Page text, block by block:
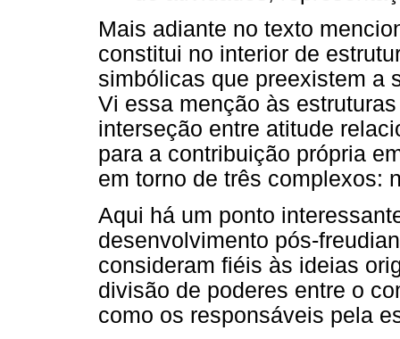
Mais adiante no texto
constitui no interior de
simbólicas que preexistem a
Vi essa menção às
interseção entre atitude
para a contribuição própria
em torno de três complexos:
Aqui há um ponto
desenvolvimento pós-
consideram fiéis às ideias
divisão de poderes entre o
como os responsáveis pela